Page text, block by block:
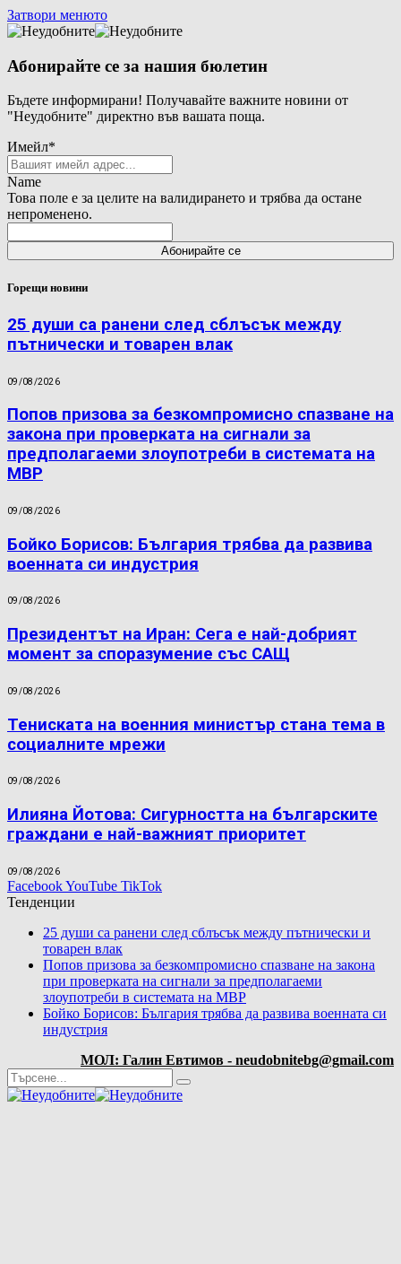
Затвори менюто
Абонирайте се за нашия бюлетин
Бъдете информирани! Получавайте важните новини от
"Неудобните" директно във вашата поща.
Имейл*
Name
Това поле е за целите на валидирането и трябва да остане
непроменено.
Горещи новини
25 души са ранени след сблъсък между
пътнически и товарен влак
09/08/2026
Попов призова за безкомпромисно спазване на
закона при проверката на сигнали за
предполагаеми злоупотреби в системата на
МВР
09/08/2026
Бойко Борисов: България трябва да развива
военната си индустрия
09/08/2026
Президентът на Иран: Сега е най-добрият
момент за споразумение със САЩ
09/08/2026
Тениската на военния министър стана тема в
социалните мрежи
09/08/2026
Илияна Йотова: Сигурността на българските
граждани е най-важният приоритет
09/08/2026
FacebookYouTube TikTok
Тенденции
25 души са ранени след сблъсък между пътнически и
товарен влак
Попов призова за безкомпромисно спазване на закона
при проверката на сигнали за предполагаеми
злоупотреби в системата на МВР
Бойко Борисов: България трябва да развива военната си
индустрия
МОЛ: Галин Евтимов - neudobnitebg@gmail.com